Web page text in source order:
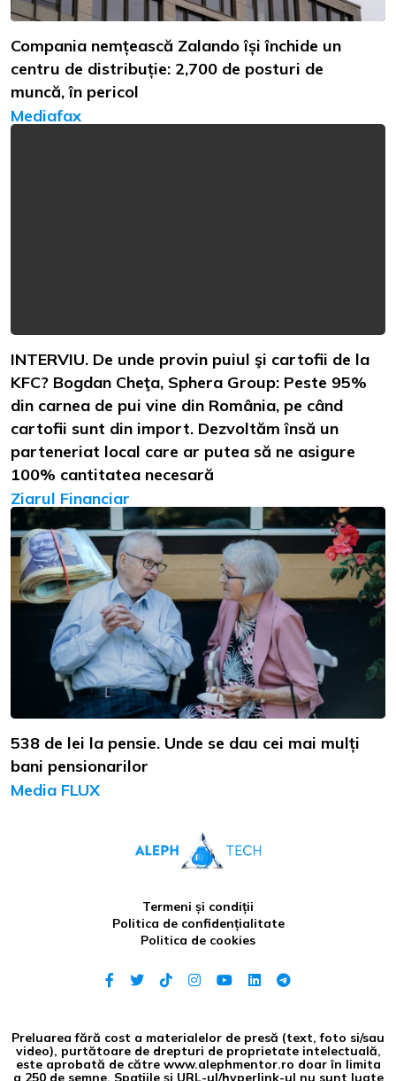
Compania nemțească Zalando își închide un
centru de distribuție: 2,700 de posturi de
muncă, în pericol
Mediafax
INTERVIU. De unde provin puiul şi cartofii de la
KFC? Bogdan Cheţa, Sphera Group: Peste 95%
din carnea de pui vine din România, pe când
cartofii sunt din import. Dezvoltăm însă un
parteneriat local care ar putea să ne asigure
100% cantitatea necesară
Ziarul Financiar
538 de lei la pensie. Unde se dau cei mai mulți
bani pensionarilor
Media FLUX
Termeni și condiții
Politica de confidențialitate
Politica de cookies
Preluarea fără cost a materialelor de presă (text, foto si/sau
video), purtătoare de drepturi de proprietate intelectuală,
este aprobată de către www.alephmentor.ro doar în limita
a 250 de semne. Spaţiile şi URL-ul/hyperlink-ul nu sunt luate